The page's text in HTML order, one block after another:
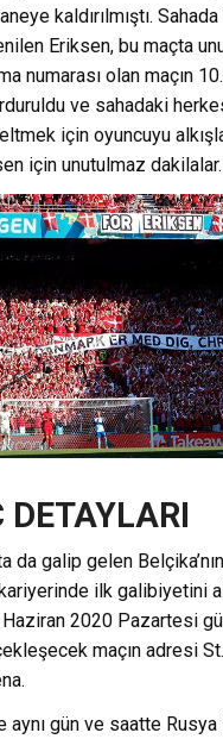
kaldırılmıştı.
Eriksen, bu maçta
numarası olan maçın
ve sahadaki
için oyuncuyu
için unutulmaz dakilalar.
da galip gelen
ilk galibiyetini
2020 Pazartesi
maçın adresi
aynı gün ve saatte